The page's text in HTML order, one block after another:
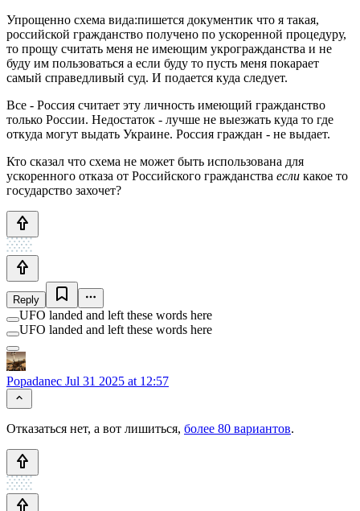
Упрощенно схема вида:пишется документик что я такая,
российской гражданство получено по ускоренной процедуру,
то прощу считать меня не имеющим укрогражданства и не
буду им пользоваться а если буду то пусть меня покарает
самый справедливый суд. И подается куда следует.
Все - Россия считает эту личность имеющий гражданство
только России. Недостаток - лучше не выезжать куда то где
откуда могут выдать Украине. Россия граждан - не выдает.
Кто сказал что схема не может быть использована для
ускоренного отказа от Российского гражданства если какое то
государство захочет?
Reply
UFO landed and left these words here
UFO landed and left these words here
Popadanec Jul 31 2025 at 12:57
Отказаться нет, а вот лишиться, более 80 вариантов.